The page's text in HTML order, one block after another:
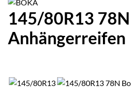
145/80R13
Anhängerreifen
Produktgalerie